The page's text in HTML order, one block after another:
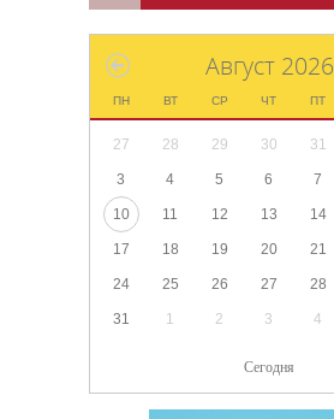
Август 2026
ПН ВТ СР ЧТ ПТ
27 28 29 30 31
3 4 5 6 7
10 11 12 13 14
17 18 19 20 21
24 25 26 27 28
31 1 2 3 4
Сегодня